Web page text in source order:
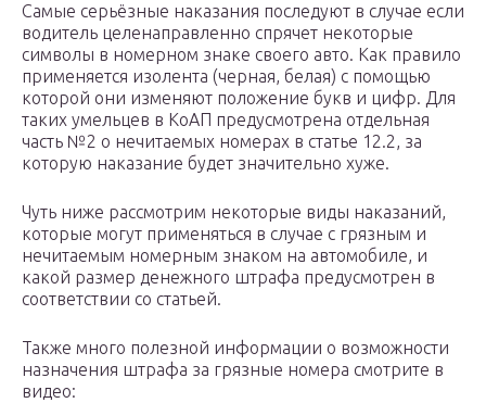
Самые серьёзные наказания последуют в случае если
водитель целенаправленно спрячет некоторые
символы в номерном знаке своего авто. Как правило
применяется изолента (черная, белая) с помощью
которой они изменяют положение букв и цифр. Для
таких умельцев в КоАП предусмотрена отдельная
часть №2 о нечитаемых номерах в статье 12.2, за
которую наказание будет значительно хуже.
Чуть ниже рассмотрим некоторые виды наказаний,
которые могут применяться в случае с грязным и
нечитаемым номерным знаком на автомобиле, и
какой размер денежного штрафа предусмотрен в
соответствии со статьей.
Также много полезной информации о возможности
назначения штрафа за грязные номера смотрите в
видео: